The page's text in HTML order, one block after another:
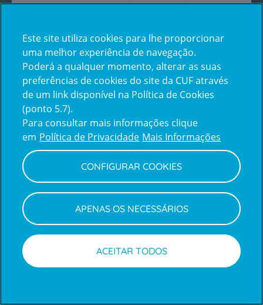
Esqueceu-se da sua password?
Inicie sessão com a Apple
Centro de Apoio ao Cliente | Política de Privacidade e Cookies
Este site utiliza cookies para lhe proporcionar
uma melhor experiência de navegação.
Poderá a qualquer momento, alterar as suas
preferências de cookies do site da CUF através
de um link disponível na Política de Cookies
(ponto 5.7).
Para consultar mais informações clique
em Política de Privacidade Mais Informações
CONFIGURAR COOKIES
APENAS OS NECESSÁRIOS
ACEITAR TODOS